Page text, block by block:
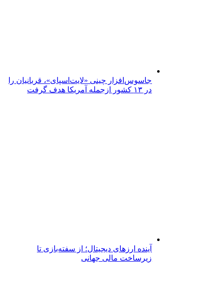
جاسوس‌افزار چینی «لایت‌اسپای»، قربانیان را
در ۱۳ کشور ازجمله آمریکا هدف گرفت
آینده ارزهای دیجیتال؛ از سفته‌بازی تا
زیرساخت مالی جهانی